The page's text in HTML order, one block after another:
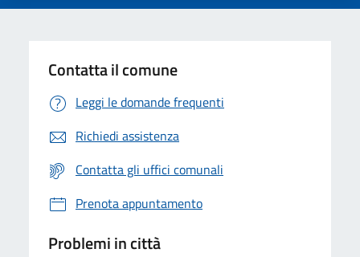
Contatta il comune
Leggi le domande frequenti
Richiedi assistenza
Contatta gli uffici comunali
Prenota appuntamento
Problemi in città